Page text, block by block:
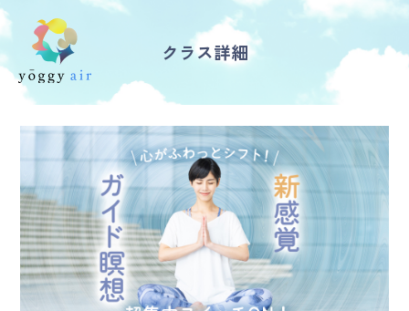
受講の流れ
料金について
インストラクター一覧
FAQ / お問い合わせ
yoggy store
クラス詳細